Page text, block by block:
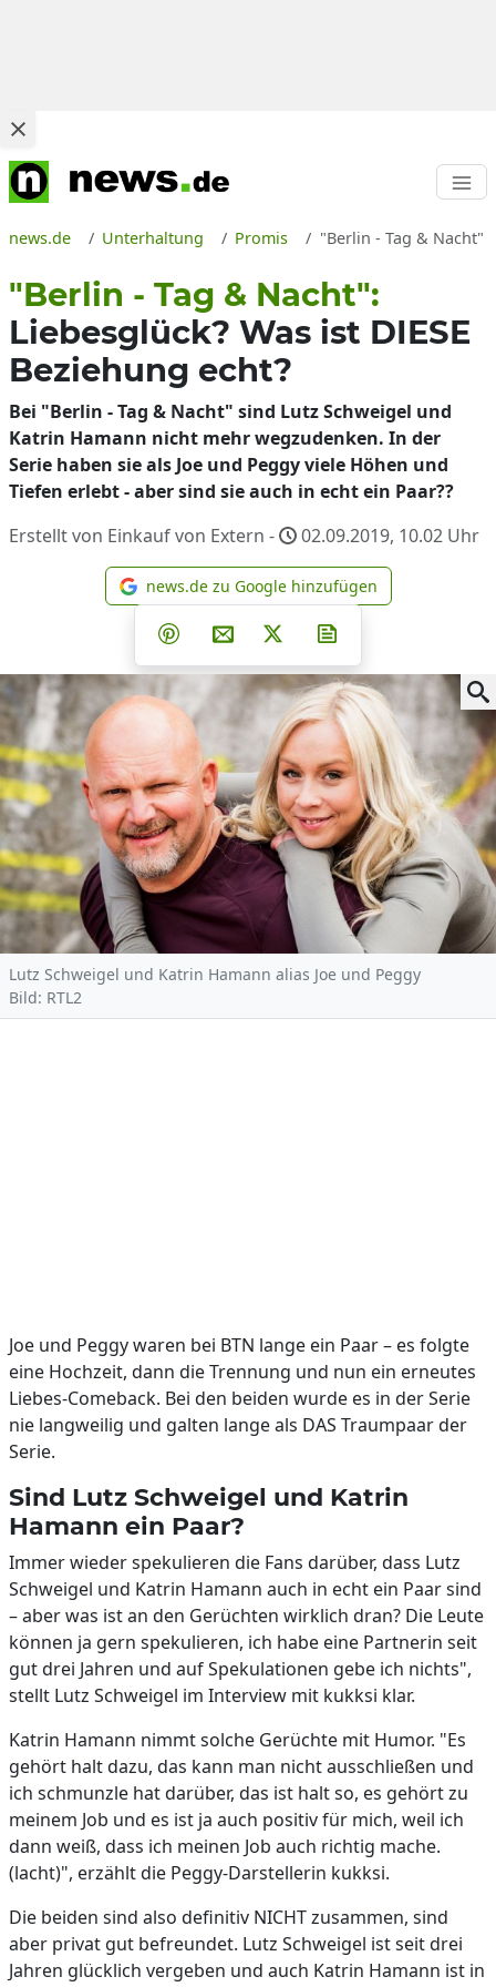
news.de Unterhaltung Promis "Berlin - Tag & Nacht"
"Berlin - Tag & Nacht":
Liebesglück? Was ist DIESE
Beziehung echt?
Bei "Berlin - Tag & Nacht" sind Lutz Schweigel und
Katrin Hamann nicht mehr wegzudenken. In der
Serie haben sie als Joe und Peggy viele Höhen und
Tiefen erlebt - aber sind sie auch in echt ein Paar??
Erstellt von Einkauf von Extern -
02.09.2019, 10.02 Uhr
news.de zu Google
news.de zu Google hinzufügen
Teilen auf Facebook
Teilen auf Whatsapp
Teilen auf Telegram
Teilen auf Pinterest
Per E-Mail teilen
Post auf X
Lutz Schweigel und Katrin Hamann alias Joe und Peggy
Bild: RTL2
Joe und Peggy waren bei BTN lange ein Paar – es folgte
eine Hochzeit, dann die Trennung und nun ein erneutes
Liebes-Comeback. Bei den beiden wurde es in der Serie
nie langweilig und galten lange als DAS Traumpaar der
Serie.
Sind Lutz Schweigel und Katrin
Hamann ein Paar?
Immer wieder spekulieren die Fans darüber, dass Lutz
Schweigel und Katrin Hamann auch in echt ein Paar sind
– aber was ist an den Gerüchten wirklich dran? Die Leute
können ja gern spekulieren, ich habe eine Partnerin seit
gut drei Jahren und auf Spekulationen gebe ich nichts",
stellt Lutz Schweigel im Interview mit kukksi klar.
Katrin Hamann nimmt solche Gerüchte mit Humor. "Es
gehört halt dazu, das kann man nicht ausschließen und
ich schmunzle hat darüber, das ist halt so, es gehört zu
meinem Job und es ist ja auch positiv für mich, weil ich
dann weiß, dass ich meinen Job auch richtig mache.
(lacht)", erzählt die Peggy-Darstellerin kukksi.
Die beiden sind also definitiv NICHT zusammen, sind
aber privat gut befreundet. Lutz Schweigel ist seit drei
Jahren glücklich vergeben und auch Katrin Hamann ist in